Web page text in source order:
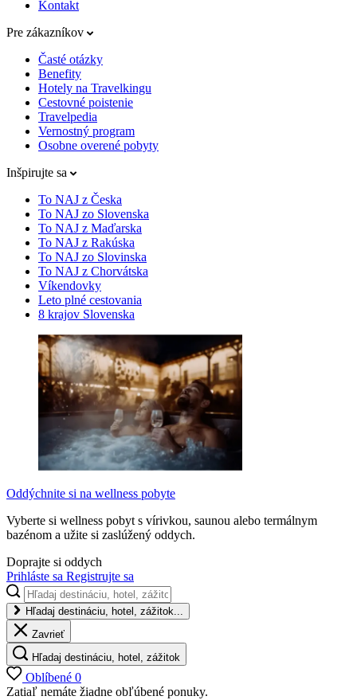
Kontakt
Pre zákazníkov
Časté otázky
Benefity
Hotely na Travelkingu
Cestovné poistenie
Travelpedia
Vernostný program
Osobne overené pobyty
Inšpirujte sa
To NAJ z Česka
To NAJ zo Slovenska
To NAJ z Maďarska
To NAJ z Rakúska
To NAJ zo Slovinska
To NAJ z Chorvátska
Víkendovky
Leto plné cestovania
8 krajov Slovenska
Oddýchnite si na wellness pobyte
Vyberte si wellness pobyt s vírivkou, saunou alebo termálnym
bazénom a užite si zaslúžený oddych.
Doprajte si oddych
Prihláste sa Registrujte sa
Hľadaj destináciu, hotel, zážitok...
Zavrieť
Hľadaj destináciu, hotel, zážitok
Oblíbené 0
Zatiaľ nemáte žiadne obľúbené ponuky.